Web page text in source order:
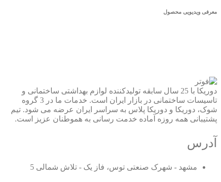
معرفی ویدیویی محصول
دوریکا با 25 سال سابقه تولیدکننده لوازم بهداشتی ساختمانی و
تاسیسات ساختمانی در بازار ایران است. خدمات ما در 3 گروه
شوک، دوریکا و دوریکا پلاس به سراسر ایران عرضه می شود. تیم
پشتیبانی همه روزه آماده خدمت رسانی به هموطنان عزیز است.
آدرس
مشهد - شهرک صنعتی توس، فاز یک - تلاش شمالی 5